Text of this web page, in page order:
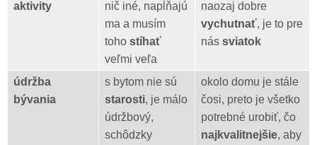
aktivity
nič iné, napĺňajú
ma a musím
toho stíhať
veľmi veľa
naozaj dobre
vychutnať, je to pre
nás sviatok
údržba
bývania
s bytom nie sú
starosti, je málo
údržbový,
schôdzky
okolo domu je stále
čosi, preto je všetko
potrebné urobiť, čo
najkvalitnejšie, aby